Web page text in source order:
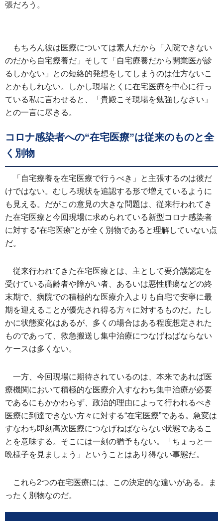
張だろう。
もちろん彼は医療については素人だから「入院できない
のだから自宅療養だ」そして「自宅療養だから開業医が診
るしかない」との短絡的発想をしてしまうのは仕方ないこ
とかもしれない。しかし現場とくに在宅医療を中心に行っ
ている私に言わせると、「貴殿こそ現場を勉強しなさい」
との一言に尽きる。
コロナ感染者への“在宅医療”は従来のものと全
く別物
「自宅療養を在宅医療で行うべき」と主張するのは彼だ
けではない。むしろ現状を追認する形で増えているように
も見える。だがこの意見の大きな問題は、従来行われてき
た在宅医療と今回現場に求められている新型コロナ感染者
に対する“在宅医療”とが全く別物であると理解していない点
だ。
従来行われてきた在宅医療とは、主として要介護認定を
受けている高齢者や障がい者、あるいは悪性腫瘍などの終
末期で、病院での積極的な医療介入よりも自宅で安寧に最
期を迎えることが優先され得る方々に対するものだ。たし
かに状態変化はあるが、多くの場合はある程度想定された
ものであって、救急搬送し集中治療につなげねばならない
ケースは多くない。
一方、今回現場に期待されているのは、本来であれば医
療機関において積極的な医療介入すなわち集中治療が必要
であるにもかかわらず、政治的理由によって行われるべき
医療に到達できない方々に対する“在宅医療”である。急変は
すなわち即刻高次医療につなげねばならない状態であるこ
とを意味する。そこには一刻の猶予もない。「ちょっと一
晩様子を見ましょう」ということはあり得ない事態だ。
これら2つの在宅医療には、この決定的な違いがある。ま
ったく別物なのだ。